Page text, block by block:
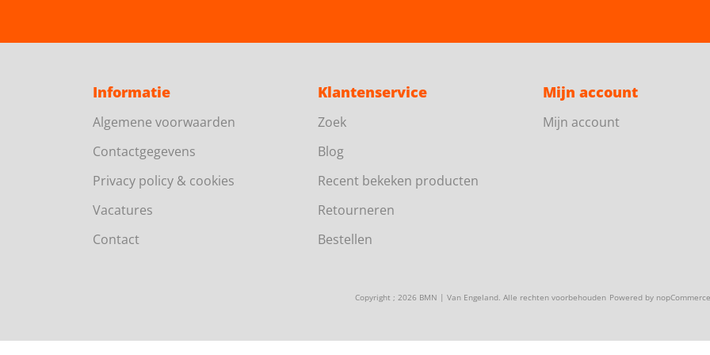
Informatie
Algemene voorwaarden
Contactgegevens
Privacy policy & cookies
Vacatures
Contact
Klantenservice
Zoek
Blog
Recent bekeken producten
Retourneren
Bestellen
Mijn account
Mijn account
Copyright ; 2026 BMN | Van Engeland. Alle rechten voorbehouden Powered by nopCommerce